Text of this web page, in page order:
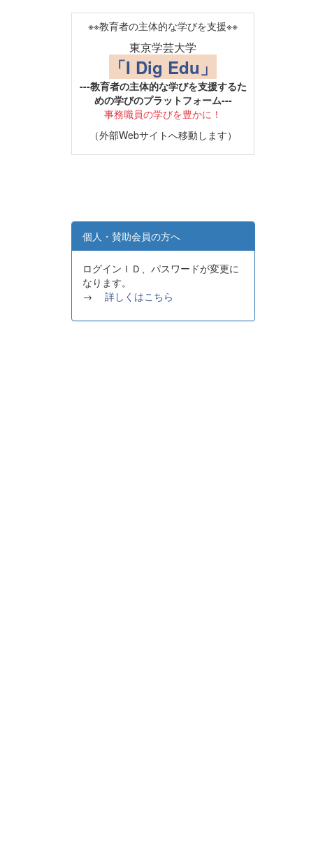
※※教育者の主体的な学びを支援※※
東京学芸大学
「I Dig Edu」
---教育者の主体的な学びを支援するた
めの学びのプラットフォーム---
事務職員の学びを豊かに！
（外部Webサイトへ移動します）
個人・賛助会員の方へ
ログインＩＤ、パスワードが変更に
なります。
→ 詳しくはこちら